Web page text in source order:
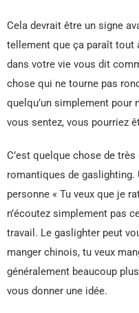
Cela devrait être un signe
tellement que ça paraît tout
dans votre vie vous dit
chose qui ne tourne pas
quelqu’un simplement
vous sentez, vous pourriez
C’est quelque chose de
romantiques de gaslighting.
personne « Tu veux que je
n’écoutez simplement pas
travail. Le gaslighter peut
manger chinois, tu veux
généralement beaucoup
vous donner une idée.